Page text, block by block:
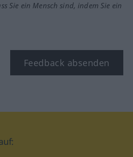
Sie ein Mensch sind, indem Sie ein
Feedback absenden